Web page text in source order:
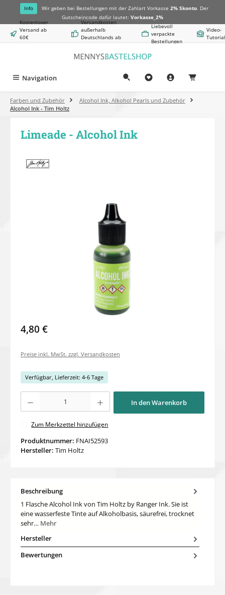
springen
Info Wir geben bei Bestellungen mit der Zahlart Vorkasse 2% Skonto. Der
Gutscheincode dafür lautet: Vorkasse_2%
Kostenloser
Versand ab
60€
Versandkosten
außerhalb
Deutschlands ab
Liebevoll
verpackte
Bestellungen
Video-
Navigation
Farben und Zubehör
Alcohol Ink, Alkohol Pearls und Zubehör
Alcohol Ink - Tim Holtz
Limeade - Alcohol Ink
4,80 €
Preise inkl. MwSt. zzgl. Versandkosten
Verfügbar, Lieferzeit: 4-6 Tage
In den Warenkorb
Zum Merkzettel hinzufügen
Produktnummer: FNAI52593
Hersteller: Tim Holtz
Beschreibung
1 Flasche Alcohol Ink von Tim Holtz by Ranger Ink. Sie ist
eine wasserfeste Tinte auf Alkoholbasis, säurefrei, trocknet
sehr… Mehr
Hersteller
Bewertungen